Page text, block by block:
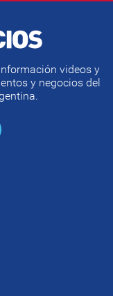
videos y
y negocios del